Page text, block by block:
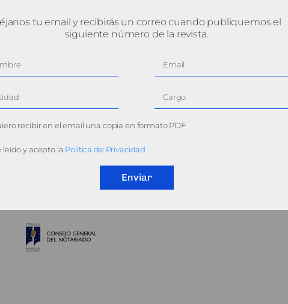
tu email y recibirás un correo cuando publiquemos el
siguiente número de la revista.
recibir en el email una copia en formato PDF
leído y acepto la Política de Privacidad
Enviar